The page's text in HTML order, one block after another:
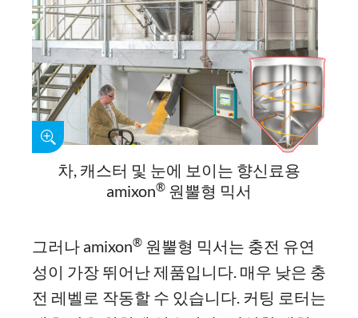
차, 캐스터 및 눈에 보이는 향신료용
amixon® 원뿔형 믹서
그러나 amixon® 원뿔형 믹서는 충전 유연
성이 가장 뛰어난 제품입니다. 매우 낮은 충
전 레벨로 작동할 수 있습니다. 커팅 로터는